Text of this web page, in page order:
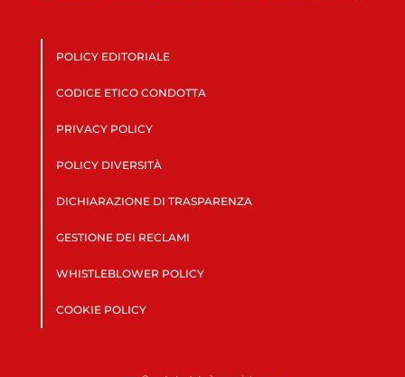
POLICY EDITORIALE
CODICE ETICO CONDOTTA
PRIVACY POLICY
POLICY DIVERSITÀ
DICHIARAZIONE DI TRASPARENZA
GESTIONE DEI RECLAMI
WHISTLEBLOWER POLICY
COOKIE POLICY